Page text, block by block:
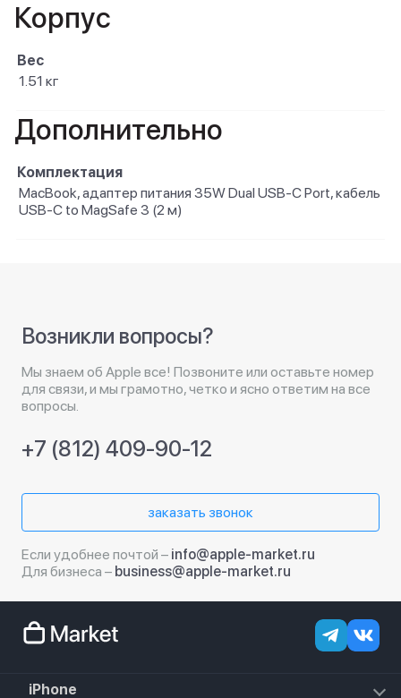
Корпус
Вес
1.51 кг
Дополнительно
Комплектация
MacBook, адаптер питания 35W Dual USB-C Port, кабель
USB-C to MagSafe 3 (2 м)
Возникли вопросы?
Мы знаем об Apple все! Позвоните или оставьте номер
для связи, и мы грамотно, четко и ясно ответим на все
вопросы.
+7 (812) 409-90-12
заказать звонок
Если удобнее почтой – info@apple-market.ru
Для бизнеса – business@apple-market.ru
iPhone